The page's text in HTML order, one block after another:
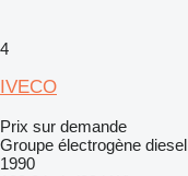
4
IVECO
Prix sur demande
Groupe électrogène diesel
1990